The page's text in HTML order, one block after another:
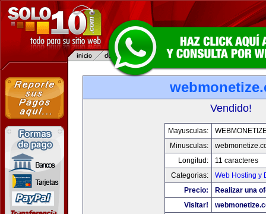
Vendido!
Mayusculas:
Minusculas:
Longitud:
11 caracteres
Categorias:
Web Hosting y
Precio:
Realizar una
Visitar!